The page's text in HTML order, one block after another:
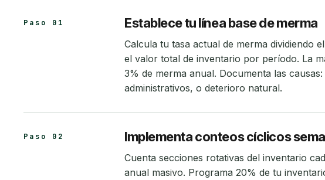
Paso 01 Establece tu línea base de merma
Calcula tu tasa actual de merma dividiendo
el valor total de inventario por período. La
3% de merma anual. Documenta las
administrativos, o deterioro natural.
Paso 02 Implementa conteos cíclicos
Cuenta secciones rotativas del inventario
anual masivo. Programa 20% de tu